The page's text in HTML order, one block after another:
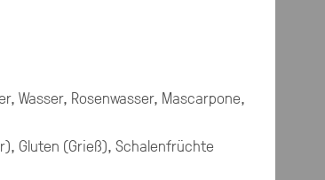
Wasser, Rosenwasser, Mascarpone,
Gluten (Grieß), Schalenfrüchte